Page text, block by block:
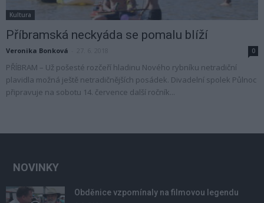
Kultura
Příbramská neckyáda se pomalu blíží
Veronika Bonková 0
PŘÍBRAM – Už pošesté rozčeří hladinu Nového rybníku netradiční
plavidla možná ještě netradičnějších posádek. Divadelní spolek Půlnoc
připravuje na sobotu 14. července další ročník...
NOVINKY
Obděnice vzpomínaly na filmovou legendu